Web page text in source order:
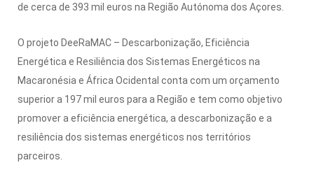
de cerca de 393 mil euros na Região Autónoma dos Açores.
O projeto DeeRaMAC – Descarbonização, Eficiência
Energética e Resiliência dos Sistemas Energéticos na
Macaronésia e África Ocidental conta com um orçamento
superior a 197 mil euros para a Região e tem como objetivo
promover a eficiência energética, a descarbonização e a
resiliência dos sistemas energéticos nos territórios
parceiros.